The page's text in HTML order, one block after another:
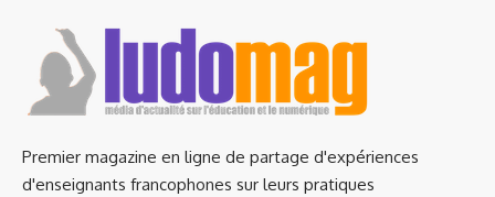
Premier magazine en ligne de partage d'expériences
d'enseignants francophones sur leurs pratiques